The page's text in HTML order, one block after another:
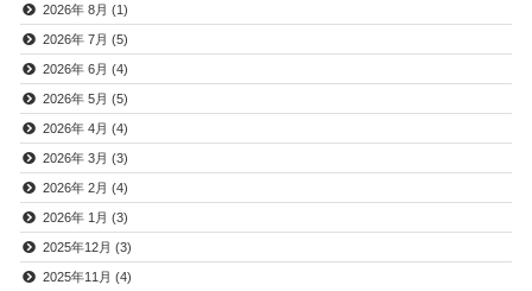
2026年 8月 (1)
2026年 7月 (5)
2026年 6月 (4)
2026年 5月 (5)
2026年 4月 (4)
2026年 3月 (3)
2026年 2月 (4)
2026年 1月 (3)
2025年12月 (3)
2025年11月 (4)